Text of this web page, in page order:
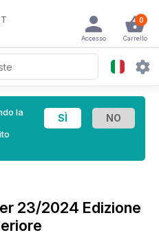
0
Carrello
Accesso
la
23/2024 Edizione